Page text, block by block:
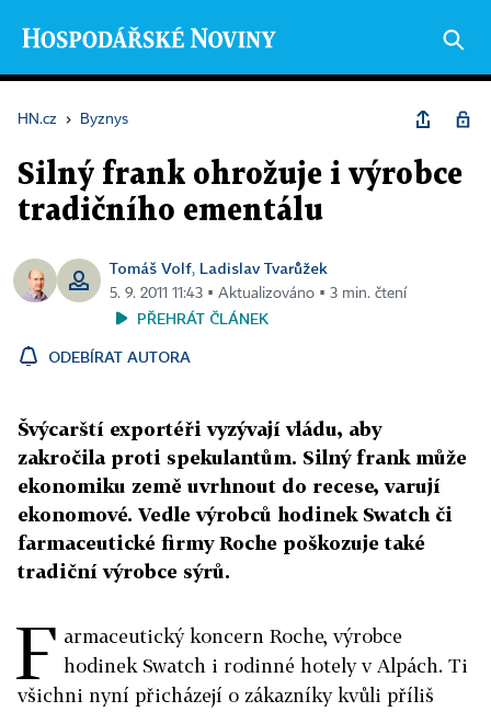
HN.cz › Byznys
Silný frank ohrožuje i výrobce
tradičního ementálu
Tomáš Volf, Ladislav Tvarůžek
5. 9. 2011 11:43 ▪ Aktualizováno ▪ 3 min. čtení
PŘEHRÁT ČLÁNEK
ODEBÍRAT AUTORA
Švýcarští exportéři vyzývají vládu, aby
zakročila proti spekulantům. Silný frank může
ekonomiku země uvrhnout do recese, varují
ekonomové. Vedle výrobců hodinek Swatch či
farmaceutické firmy Roche poškozuje také
tradiční výrobce sýrů.
F armaceutický koncern Roche, výrobce
hodinek Swatch i rodinné hotely v Alpách. Ti
všichni nyní přicházejí o zákazníky kvůli příliš